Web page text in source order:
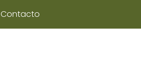
Contacto